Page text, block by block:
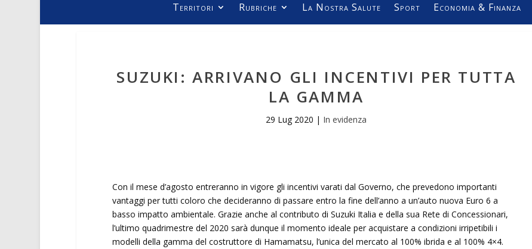
Territori Rubriche La Nostra Salute Sport Economia & Finanza
SUZUKI: ARRIVANO GLI INCENTIVI PER TUTTA
LA GAMMA
29 Lug 2020 | In evidenza
Con il mese d’agosto entreranno in vigore gli incentivi varati dal Governo, che prevedono importanti
vantaggi per tutti coloro che decideranno di passare entro la fine dell’anno a un’auto nuova Euro 6 a
basso impatto ambientale. Grazie anche al contributo di Suzuki Italia e della sua Rete di Concessionari,
l’ultimo quadrimestre del 2020 sarà dunque il momento ideale per acquistare a condizioni irripetibili i
modelli della gamma del costruttore di Hamamatsu, l’unica del mercato al 100% ibrida e al 100% 4×4.